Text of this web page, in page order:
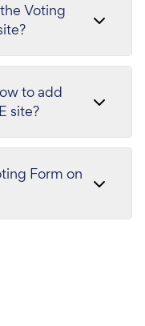
Voting
to add
site?
Form on